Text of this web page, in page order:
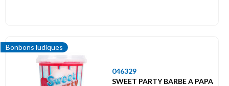
Bonbons ludiques
046329
SWEET PARTY BARBE A PAPA